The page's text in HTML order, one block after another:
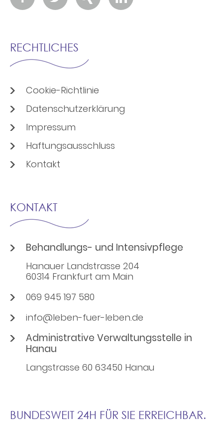
RECHTLICHES
Cookie-Richtlinie
Datenschutzerklärung
Impressum
Haftungsausschluss
Kontakt
KONTAKT
Behandlungs- und Intensivpflege
Hanauer Landstrasse 204
60314 Frankfurt am Main
069 945 197 580
info@leben-fuer-leben.de
Administrative Verwaltungsstelle in
Hanau
Langstrasse 60 63450 Hanau
BUNDESWEIT 24H FÜR SIE ERREICHBAR.